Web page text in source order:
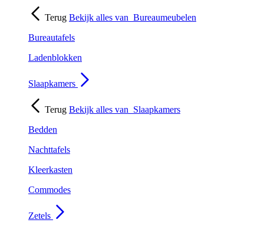
Terug Bekijk alles van Bureaumeubelen
Bureautafels
Ladenblokken
Slaapkamers
Terug Bekijk alles van Slaapkamers
Bedden
Nachttafels
Kleerkasten
Commodes
Zetels